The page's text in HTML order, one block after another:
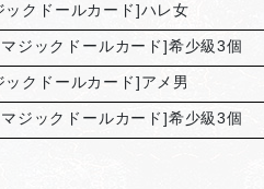
ックドールカード]ハレ女
ジックドールカード]希少級3個
ックドールカード]アメ男
ジックドールカード]希少級3個